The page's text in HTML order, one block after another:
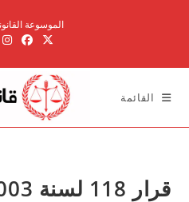
الموسوعة
القائمة